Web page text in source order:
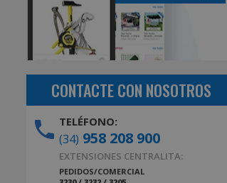
CONTACTE CON NOSOTROS
TELÉFONO:
(34) 958 208 900
EXTENSIONES CENTRALITA:
PEDIDOS/COMERCIAL